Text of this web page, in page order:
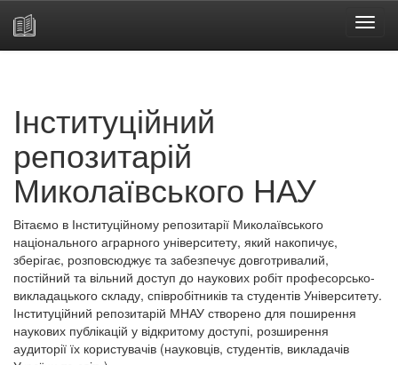
Інституційний
репозитарій
Миколаївського НАУ
Вітаємо в Інституційному репозитарії Миколаївського
національного аграрного університету, який накопичує,
зберігає, розповсюджує та забезпечує довготривалий,
постійний та вільний доступ до наукових робіт професорсько-
викладацького складу, співробітників та студентів Університету.
Інституційний репозитарій МНАУ створено для поширення
наукових публікацій у відкритому доступі, розширення
аудиторії їх користувачів (науковців, студентів, викладачів